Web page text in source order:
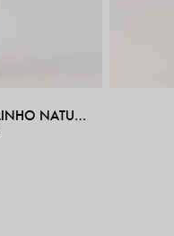
CALÇA PKS ALFAIATARIA WIDE LEG LINHO NATURAL